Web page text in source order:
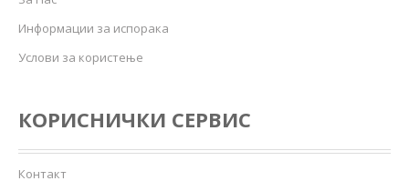
Информации за испорака
Услови за користење
КОРИСНИЧКИ СЕРВИС
Контакт